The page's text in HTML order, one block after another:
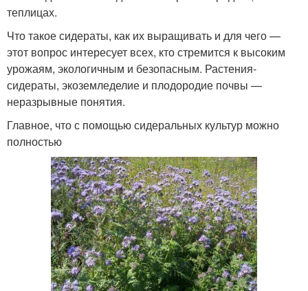
теплицах.
Что такое сидераты, как их выращивать и для чего —
этот вопрос интересует всех, кто стремится к высоким
урожаям, экологичным и безопасным. Растения-
сидераты, экоземледелие и плодородие почвы —
неразрывные понятия.
Главное, что с помощью сидеральных культур можно
полностью